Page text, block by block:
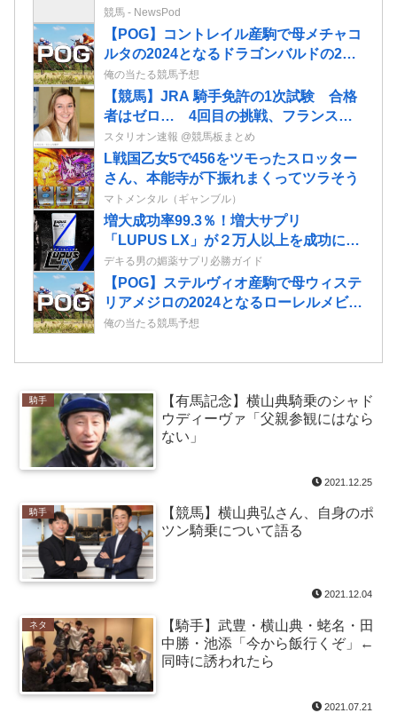
競馬 - NewsPod
【POG】コントレイル産駒で母メチャコ
ルタの2024となるドラゴンバルドの2歳
情報
俺の当たる競馬予想
【競馬】JRA 騎手免許の1次試験 合格
者はゼロ… 4回目の挑戦、フランス女
性騎手のミカエル・ミシェル騎手も不合
格に
スタリオン速報 @競馬板まとめ
L戦国乙女5で456をツモったスロッター
さん、本能寺が下振れまくってツラそう
マトメンタル（ギャンブル）
増大成功率99.3％！増大サプリ
「LUPUS LX」が２万人以上を成功に導
いたエビデンスに迫る！
デキる男の媚薬サプリ必勝ガイド
【POG】ステルヴィオ産駒で母ウィステ
リアメジロの2024となるローレルメビウ
スの2歳情報
俺の当たる競馬予想
騎手
【有馬記念】横山典騎乗のシャド
ウディーヴァ「父親参観にはなら
ない」
2021.12.25
騎手
【競馬】横山典弘さん、自身のポ
ツン騎乗について語る
2021.12.04
ネタ
【騎手】武豊・横山典・蛯名・田
中勝・池添「今から飯行くぞ」←
同時に誘われたら
2021.07.21